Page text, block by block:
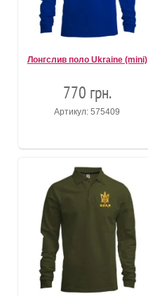
Лонгслив поло Ukraine (mini)
770 грн.
Артикул: 575409